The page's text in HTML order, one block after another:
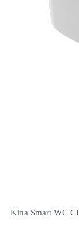
Kina Smart WC